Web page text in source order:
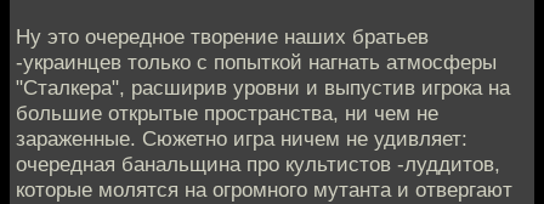
Ну это очередное творение наших братьев
-украинцев только с попыткой нагнать атмосферы
"Сталкера", расширив уровни и выпустив игрока на
большие открытые пространства, ни чем не
зараженные. Сюжетно игра ничем не удивляет:
очередная банальщина про культистов -луддитов,
которые молятся на огромного мутанта и отвергают